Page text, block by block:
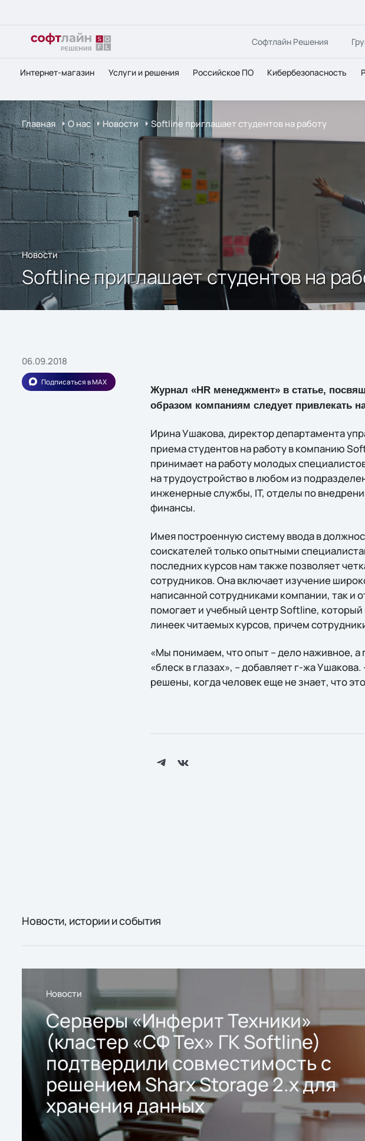
Софтлайн Решения
Интернет-магазин Услуги и решения Российское ПО Кибербезопасность
Главная О нас Новости Softline приглашает студентов на работу
Новости
Softline приглашает студентов на
06.09.2018
Подписаться в MAX
Журнал «HR менеджмент» в статье,
образом компаниям следует привлекать
Ирина Ушакова, директор департамента
приема студентов на работу в компанию
принимает на работу молодых
на трудоустройство в любом из
инженерные службы, IT, отделы по
финансы.
Имея построенную систему ввода в
соискателей только опытными
последних курсов нам также позволяет
сотрудников. Она включает изучение
написанной сотрудниками компании, так и
помогает и учебный центр Softline,
линеек читаемых курсов, причем
«Мы понимаем, что опыт – дело наживное, а
«блеск в глазах», – добавляет г-жа
решены, когда человек еще не знает, что
Новости, истории и события
Новости
Серверы «Инферит Техники»
(кластер «СФ Тех» ГК Softline)
подтвердили совместимость с
решением Sharx Storage 2.x для
хранения данных